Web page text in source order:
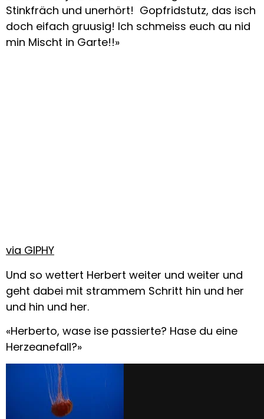
Stinkfräch und unerhört! Gopfridstutz, das isch
doch eifach gruusig! Ich schmeiss euch au nid
min Mischt in Garte!!»
via GIPHY
Und so wettert Herbert weiter und weiter und
geht dabei mit strammem Schritt hin und her
und hin und her.
«Herberto, wase ise passierte? Hase du eine
Herzeanefall?»